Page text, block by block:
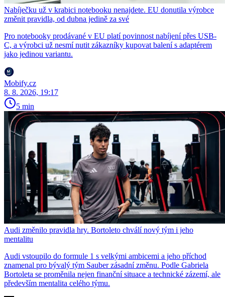
Nabíječku už v krabici notebooku nenajdete. EU donutila výrobce
změnit pravidla, od dubna jedině za své
Pro notebooky prodávané v EU platí povinnost nabíjení přes USB-
C, a výrobci už nesmí nutit zákazníky kupovat balení s adaptérem
jako jedinou variantu.
Mobify.cz
8. 8. 2026, 19:17
5 min
Audi změnilo pravidla hry. Bortoleto chválí nový tým i jeho
mentalitu
Audi vstoupilo do formule 1 s velkými ambicemi a jeho příchod
znamenal pro bývalý tým Sauber zásadní změnu. Podle Gabriela
Bortoleta se proměnila nejen finanční situace a technické zázemí, ale
především mentalita celého týmu.